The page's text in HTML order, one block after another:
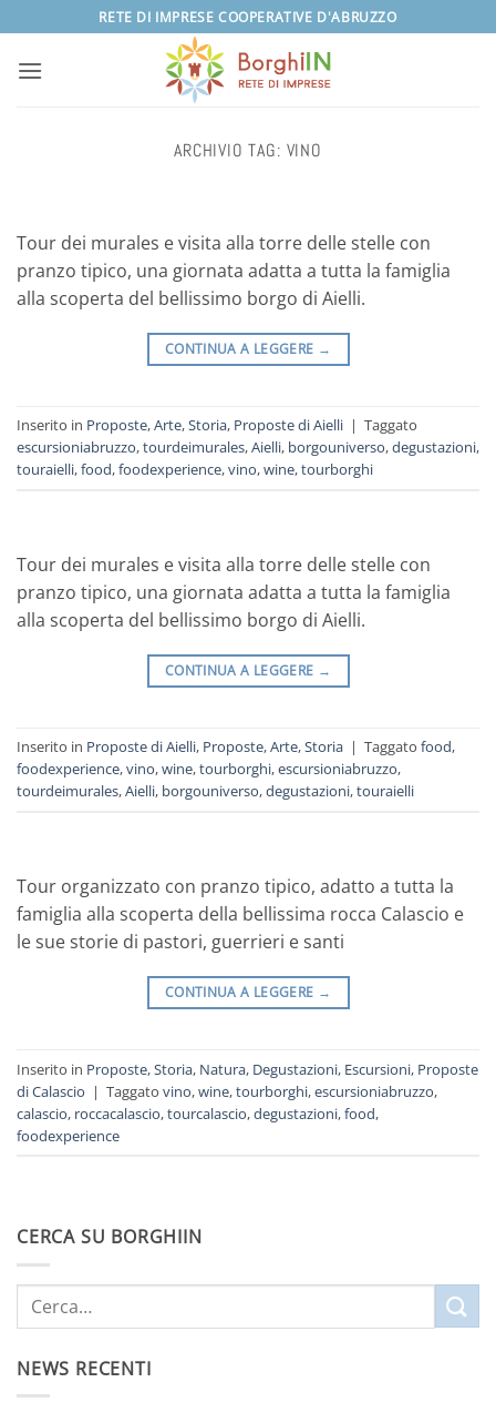
ai
contenuti
RETE DI IMPRESE COOPERATIVE D'ABRUZZO
ARCHIVIO TAG: VINO
Tour dei murales e visita alla torre delle stelle con
pranzo tipico, una giornata adatta a tutta la famiglia
alla scoperta del bellissimo borgo di Aielli.
CONTINUA A LEGGERE →
Inserito in Proposte,Arte,Storia, Proposte di Aielli | Taggato
escursioniabruzzo,tourdeimurales,Aielli, borgouniverso,degustazioni,
touraielli,food,foodexperience,vino,wine,tourborghi
Tour dei murales e visita alla torre delle stelle con
pranzo tipico, una giornata adatta a tutta la famiglia
alla scoperta del bellissimo borgo di Aielli.
CONTINUA A LEGGERE →
Inserito in Proposte di Aielli, Proposte,Arte,Storia | Taggato food,
foodexperience,vino,wine,tourborghi,escursioniabruzzo,
tourdeimurales,Aielli, borgouniverso,degustazioni,touraielli
Tour organizzato con pranzo tipico, adatto a tutta la
famiglia alla scoperta della bellissima rocca Calascio e
le sue storie di pastori, guerrieri e santi
CONTINUA A LEGGERE →
Inserito in Proposte,Storia, Natura, Degustazioni, Escursioni, Proposte
di Calascio | Taggato vino,wine,tourborghi,escursioniabruzzo,
calascio, roccacalascio,tourcalascio,degustazioni,food,
foodexperience
CERCA SU BORGHIIN
NEWS RECENTI